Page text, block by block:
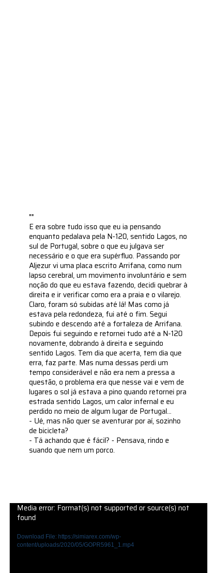
""
E era sobre tudo isso que eu ia pensando
enquanto pedalava pela N-120, sentido Lagos, no
sul de Portugal, sobre o que eu julgava ser
necessário e o que era supérfluo. Passando por
Aljezur vi uma placa escrito Arrifana, como num
lapso cerebral, um movimento involuntário e sem
noção do que eu estava fazendo, decidi quebrar à
direita e ir verificar como era a praia e o vilarejo.
Claro, foram só subidas até lá! Mas como já
estava pela redondeza, fui até o fim. Segui
subindo e descendo até a fortaleza de Arrifana.
Depois fui seguindo e retornei tudo até a N-120
novamente, dobrando à direita e seguindo
sentido Lagos. Tem dia que acerta, tem dia que
erra, faz parte. Mas numa dessas perdi um
tempo considerável e não era nem a pressa a
questão, o problema era que nesse vai e vem de
lugares o sol já estava a pino quando retornei pra
estrada sentido Lagos, um calor infernal e eu
perdido no meio de algum lugar de Portugal...
- Ué, mas não quer se aventurar por aí, sozinho
de bicicleta?
- Tá achando que é fácil? - Pensava, rindo e
suando que nem um porco.
Media error: Format(s) not supported or source(s) not
found
Download File: https://simiarex.com/wp-
content/uploads/2020/05/GOPR5961_1.mp4